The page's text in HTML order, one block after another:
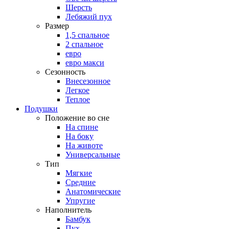
Шерсть
Лебяжий пух
Размер
1,5 спальное
2 спальное
евро
евро макси
Сезонность
Внесезонное
Легкое
Теплое
Подушки
Положение во сне
На спине
На боку
На животе
Универсальные
Тип
Мягкие
Средние
Анатомические
Упругие
Наполнитель
Бамбук